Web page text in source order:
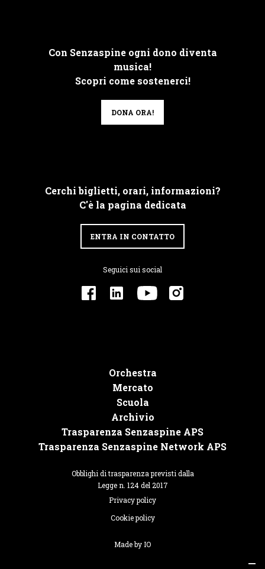
Con Senzaspine ogni dono diventa
musica!
Scopri come sostenerci!
DONA ORA!
Cerchi biglietti, orari, informazioni?
C'è la pagina dedicata
ENTRA IN CONTATTO
Seguici sui social
Orchestra
Mercato
Scuola
Archivio
Trasparenza Senzaspine APS
Trasparenza Senzaspine Network APS
Obblighi di trasparenza previsti dalla
Legge n. 124 del 2017
Privacy policy
Cookie policy
Made by IO